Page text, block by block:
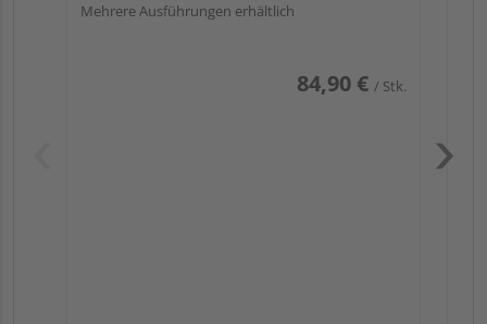
Mehrere Ausführungen erhältlich
84,90 € / Stk.